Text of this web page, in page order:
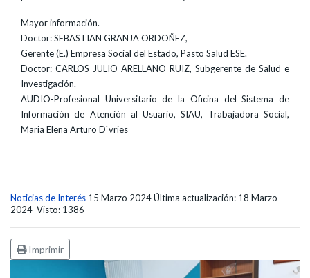
Mayor información.
Doctor: SEBASTIAN GRANJA ORDOÑEZ,
Gerente (E.) Empresa Social del Estado, Pasto Salud ESE.
Doctor: CARLOS JULIO ARELLANO RUIZ, Subgerente de Salud e
Investigación.
AUDIO-Profesional Universitario de la Oficina del Sistema de
Informaciòn de Atención al Usuario, SIAU, Trabajadora Social,
Maria Elena Arturo D`vries
Noticias de Interés 15 Marzo 2024Última actualización: 18 Marzo
2024 Visto: 1386
Imprimir